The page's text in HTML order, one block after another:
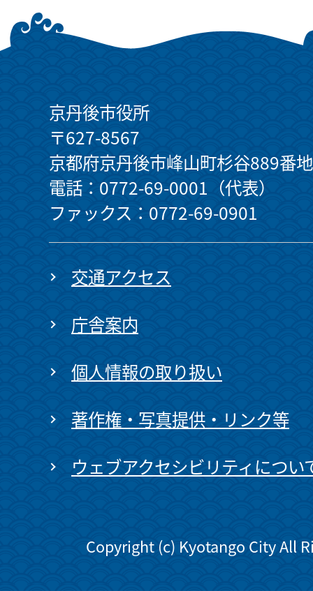
京丹後市役所
〒627-8567
京都府京丹後市峰山町杉谷889番地
電話：0772-69-0001（代表）
ファックス：0772-69-0901
交通アクセス
庁舎案内
個人情報の取り扱い
著作権・写真提供・リンク等
ウェブアクセシビリティについ
Copyright (c) Kyotango City All